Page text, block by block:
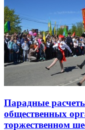
Парадные
общественных
торжественном